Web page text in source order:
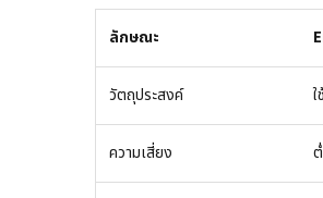
ลักษณะ
วัตถุประสงค์
ความเสี่ยง